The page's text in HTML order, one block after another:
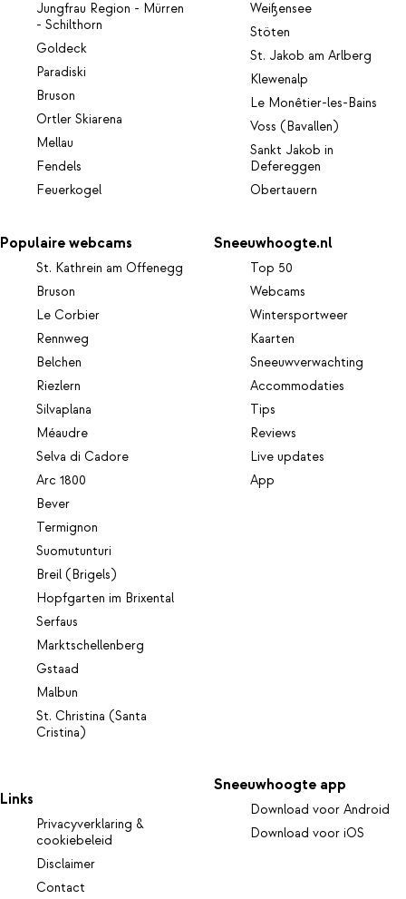
Jungfrau Region - Mürren
- Schilthorn
Goldeck
Paradiski
Bruson
Ortler Skiarena
Mellau
Fendels
Feuerkogel
Weißensee
Stöten
St. Jakob am Arlberg
Klewenalp
Le Monêtier-les-Bains
Voss (Bavallen)
Sankt Jakob in
Defereggen
Obertauern
Populaire webcams
St. Kathrein am Offenegg
Bruson
Le Corbier
Rennweg
Belchen
Riezlern
Silvaplana
Méaudre
Selva di Cadore
Arc 1800
Bever
Termignon
Suomutunturi
Breil (Brigels)
Hopfgarten im Brixental
Serfaus
Marktschellenberg
Gstaad
Malbun
St. Christina (Santa
Cristina)
Sneeuwhoogte.nl
Top 50
Webcams
Wintersportweer
Kaarten
Sneeuwverwachting
Accommodaties
Tips
Reviews
Live updates
App
Links
Privacyverklaring &
cookiebeleid
Disclaimer
Contact
Sneeuwhoogte app
Download voor Android
Download voor iOS